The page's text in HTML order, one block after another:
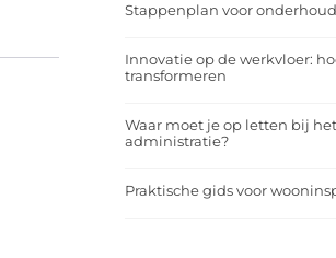
Stappenplan voor
Innovatie op de werkvloer:
transformeren
Waar moet je op letten bij
administratie?
Praktische gids voor